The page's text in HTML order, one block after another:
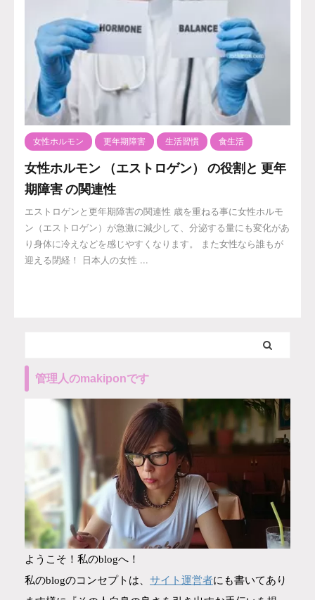
女性ホルモン 更年期障害 生活習慣 食生活
女性ホルモン （エストロゲン） の役割と 更年
期障害 の関連性
エストロゲンと更年期障害の関連性 歳を重ねる事に女性ホルモ
ン（エストロゲン）が急激に減少して、分泌する量にも変化があ
り身体に冷えなどを感じやすくなります。 また女性なら誰もが
迎える閉経！ 日本人の女性 ...
管理人のmakiponです
ようこそ！私のblogへ！
私のblogのコンセプトは、 サイト運営者にも書いてあり